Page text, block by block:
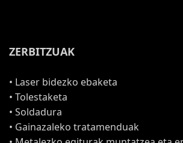
ZERBITZUAK
• Laser bidezko ebaketa
• Tolestaketa
• Soldadura
• Gainazaleko tratamenduak